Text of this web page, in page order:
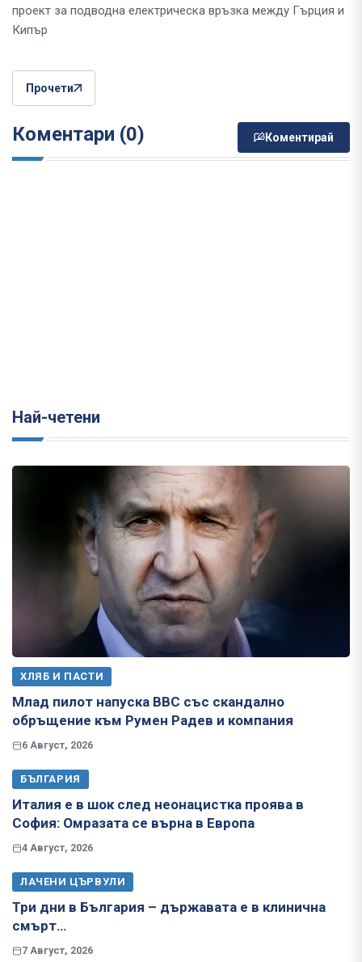
проект за подводна електрическа връзка между Гърция и
Кипър
Прочети
Коментари (0) Коментирай
Най-четени
ХЛЯБ И ПАСТИ
Млад пилот напуска ВВС със скандално
обръщение към Румен Радев и компания
6 Август, 2026
БЪЛГАРИЯ
Италия е в шок след неонацистка проява в
София: Омразата се върна в Европа
4 Август, 2026
ЛАЧЕНИ ЦЪРВУЛИ
Три дни в България – държавата е в клинична
смърт…
7 Август, 2026